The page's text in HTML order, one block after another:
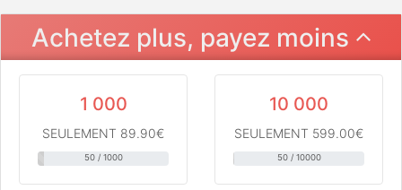
Achetez plus, payez moins
1 000
SEULEMENT 89.90€
50 / 1000
10 000
SEULEMENT 599.00€
50 / 10000